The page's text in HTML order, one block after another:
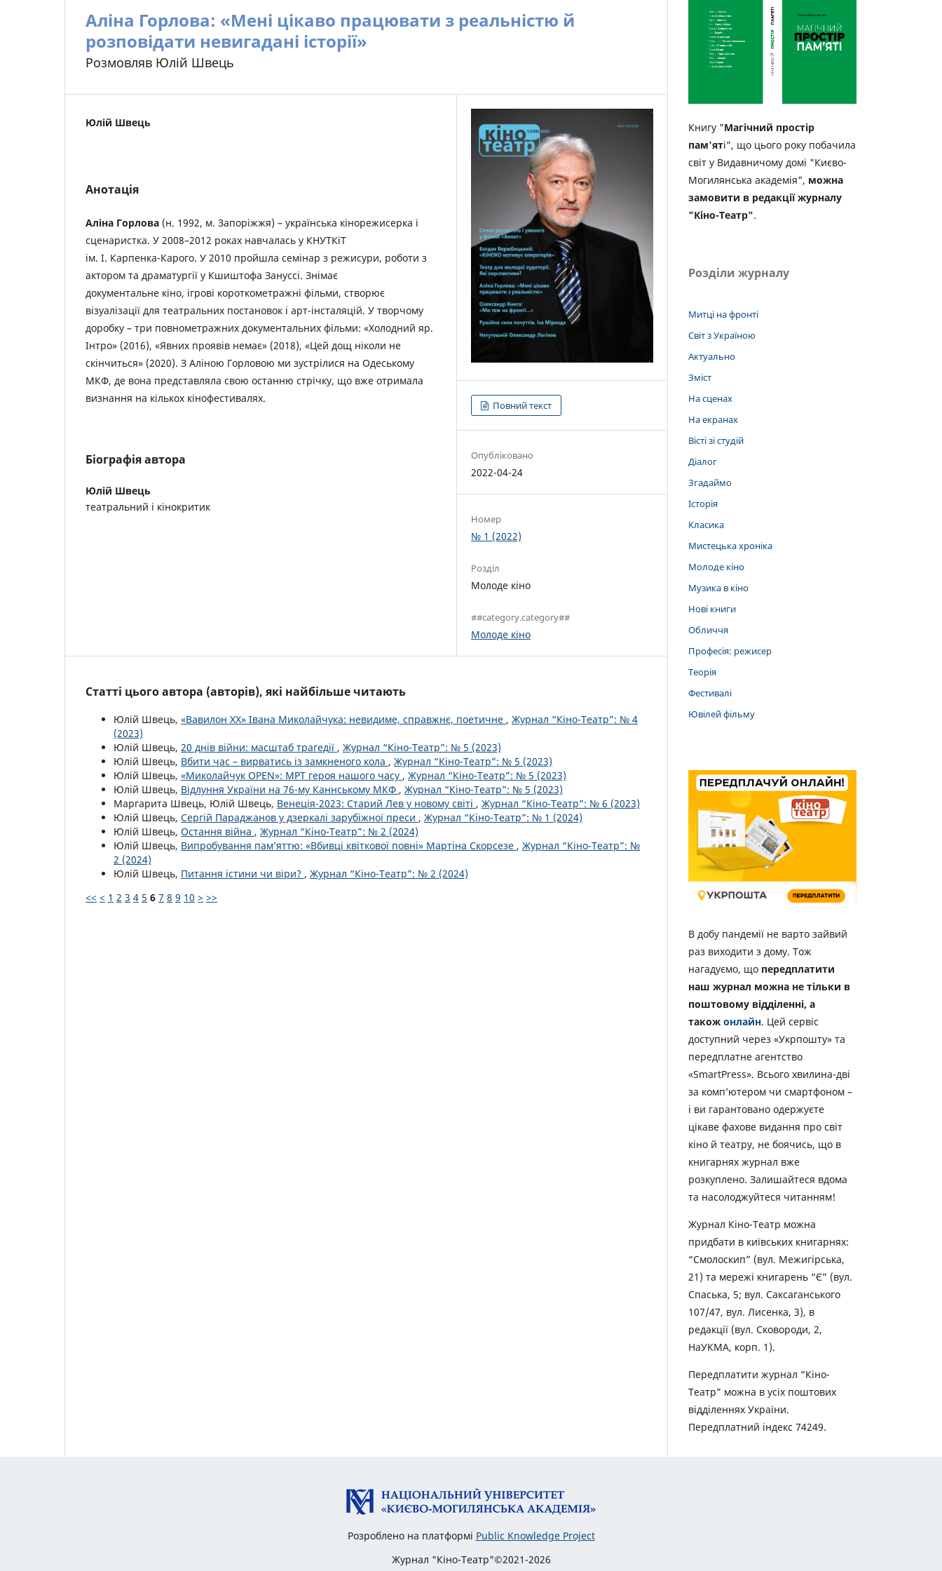
Аліна Горлова: «Мені цікаво працювати з реальністю й
розповідати невигадані історії»
Розмовляв Юлій Швець
Юлій Швець
Анотація
Аліна Горлова (н. 1992, м. Запоріжжя) – українська кінорежисерка і
сценаристка. У 2008–2012 роках навчалась у КНУТКіТ
ім. І. Карпенка-Карого. У 2010 пройшла семінар з режисури, роботи з
актором та драматургії у Кшиштофа Зануссі. Знімає
документальне кіно, ігрові короткометражні фільми, створює
візуалізації для театральних постановок і арт-інсталяцій. У творчому
доробку – три повнометражних документальних фільми: «Холодний яр.
Інтро» (2016), «Явних проявів немає» (2018), «Цей дощ ніколи не
скінчиться» (2020). З Аліною Горловою ми зустрілися на Одеському
МКФ, де вона представляла свою останню стрічку, що вже отримала
визнання на кількох кінофестивалях.
Біографія автора
Юлій Швець
театральний і кінокритик
Повний текст
Опубліковано
2022-04-24
Номер
№ 1 (2022)
Розділ
Молоде кіно
##category.category##
Молоде кіно
Статті цього автора (авторів), які найбільше читають
Юлій Швець, «Вавилон ХХ» Івана Миколайчука: невидиме, справжнє, поетичне , Журнал “Кіно-Театр”: № 4
(2023)
Юлій Швець, 20 днів війни: масштаб трагедії , Журнал “Кіно-Театр”: № 5 (2023)
Юлій Швець, Вбити час – вирватись із замкненого кола , Журнал “Кіно-Театр”: № 5 (2023)
Юлій Швець, «Миколайчук OPEN»: МРТ героя нашого часу , Журнал “Кіно-Театр”: № 5 (2023)
Юлій Швець, Відлуння України на 76-му Каннському МКФ , Журнал “Кіно-Театр”: № 5 (2023)
Маргарита Швець, Юлій Швець, Венеція-2023: Старий Лев у новому світі , Журнал “Кіно-Театр”: № 6 (2023)
Юлій Швець, Сергій Параджанов у дзеркалі зарубіжної преси , Журнал “Кіно-Театр”: № 1 (2024)
Юлій Швець, Остання війна , Журнал “Кіно-Театр”: № 2 (2024)
Юлій Швець, Випробування пам’яттю: «Вбивці квіткової повні» Мартіна Скорсезе , Журнал “Кіно-Театр”: №
2 (2024)
Юлій Швець, Питання істини чи віри? , Журнал “Кіно-Театр”: № 2 (2024)
<< < 1 2 3 4 5 6 7 8 9 10 > >>
Книгу "Магічний простір
пам'яті", що цього року побачила
світ у Видавничому домі "Києво-
Могилянська академія", можна
замовити в редакції журналу
"Кіно-Театр".
Розділи журналу
Митці на фронті
Світ з Україною
Актуально
Зміст
На сценах
На екранах
Вісті зі студій
Діалог
Згадаймо
Історія
Класика
Мистецька хроніка
Молоде кіно
Музика в кіно
Нові книги
Обличчя
Професія: режисер
Теорія
Фестивалі
Ювілей фільму
В добу пандемії не варто зайвий
раз виходити з дому. Тож
нагадуємо, що передплатити
наш журнал можна не тільки в
поштовому відділенні, а
також онлайн. Цей сервіс
доступний через «Укрпошту» та
передплатне агентство
«SmartPress». Всього хвилина-дві
за комп’ютером чи смартфоном –
і ви гарантовано одержуєте
цікаве фахове видання про світ
кіно й театру, не боячись, що в
книгарнях журнал вже
розкуплено. Залишайтеся вдома
та насолоджуйтеся читанням!
Журнал Кіно-Театр можна
придбати в київських книгарнях:
“Смолоскип” (вул. Межигірська,
21) та мережі книгарень “Є” (вул.
Спаська, 5; вул. Саксаганського
107/47, вул. Лисенка, 3), в
редакції (вул. Сковороди, 2,
НаУКМА, корп. 1).
Передплатити журнал “Кіно-
Театр” можна в усіх поштових
відділеннях України.
Передплатний індекс 74249.
Розроблено на платформі Public Knowledge Project
Журнал "Кіно-Театр"©2021-2026